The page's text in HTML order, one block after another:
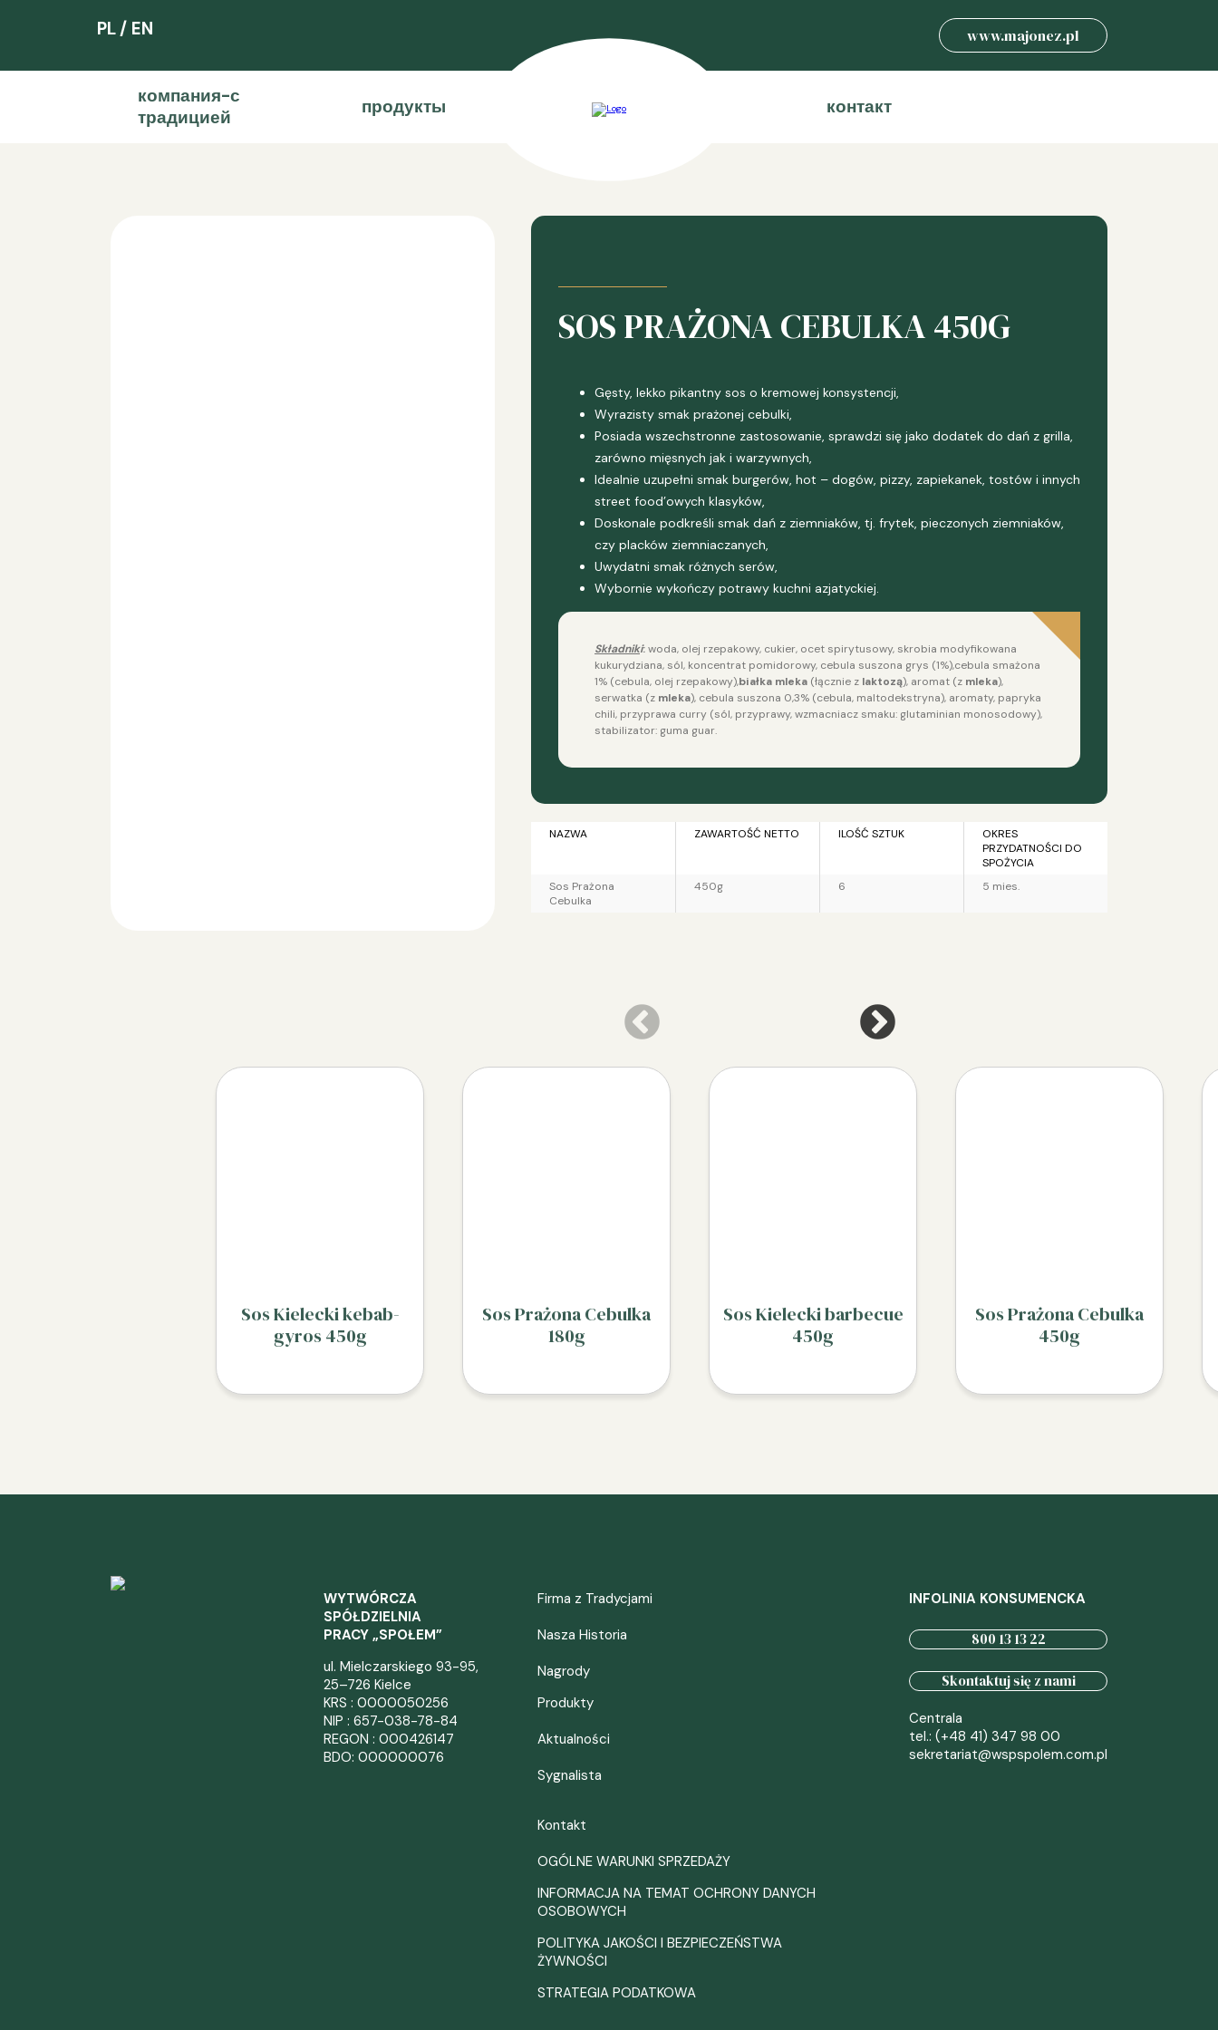
PL EN www.majonez.pl
компания-с
традицией
продукты контакт
SOS PRAŻONA CEBULKA 450G
Gęsty, lekko pikantny sos o kremowej konsystencji,
Wyrazisty smak prażonej cebulki,
Posiada wszechstronne zastosowanie, sprawdzi się jako dodatek do dań z grilla,
zarówno mięsnych jak i warzywnych,
Idealnie uzupełni smak burgerów, hot – dogów, pizzy, zapiekanek, tostów i innych
street food’owych klasyków,
Doskonale podkreśli smak dań z ziemniaków, tj. frytek, pieczonych ziemniaków,
czy placków ziemniaczanych,
Uwydatni smak różnych serów,
Wybornie wykończy potrawy kuchni azjatyckiej.
Składniki:woda, olej rzepakowy, cukier, ocet spirytusowy, skrobia modyfikowana
kukurydziana, sól, koncentrat pomidorowy, cebula suszona grys (1%),cebula smażona
1% (cebula, olej rzepakowy),białka mleka (łącznie z laktozą), aromat (z mleka),
serwatka (z mleka), cebula suszona 0,3% (cebula, maltodekstryna), aromaty, papryka
chili, przyprawa curry (sól, przyprawy, wzmacniacz smaku: glutaminian monosodowy),
stabilizator: guma guar.
NAZWA ZAWARTOŚĆ NETTO ILOŚĆ SZTUK
OKRES
PRZYDATNOŚCI DO
SPOŻYCIA
Sos Prażona
Cebulka
450g 6 5 mies.
Sos Kielecki kebab-
gyros 450g
Sos Prażona Cebulka
180g
Sos Kielecki barbecue
450g
Sos Prażona Cebulka
450g
WYTWÓRCZA
SPÓŁDZIELNIA
PRACY „SPOŁEM”
ul. Mielczarskiego 93-95,
25–726 Kielce
KRS : 0000050256
NIP : 657-038-78-84
REGON : 000426147
BDO: 000000076
Firma z Tradycjami
Nasza Historia
Nagrody
Produkty
Aktualności
Sygnalista
Kontakt
OGÓLNE WARUNKI SPRZEDAŻY
INFORMACJA NA TEMAT OCHRONY DANYCH
OSOBOWYCH
POLITYKA JAKOŚCI I BEZPIECZEŃSTWA
ŻYWNOŚCI
STRATEGIA PODATKOWA
INFOLINIA KONSUMENCKA
800 13 13 22
Skontaktuj się z nami
Centrala
tel.: (+48 41) 347 98 00
sekretariat@wspspolem.com.pl